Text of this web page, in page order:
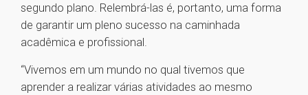
segundo plano. Relembrá-las é, portanto, uma forma
de garantir um pleno sucesso na caminhada
acadêmica e profissional.
“Vivemos em um mundo no qual tivemos que
aprender a realizar várias atividades ao mesmo